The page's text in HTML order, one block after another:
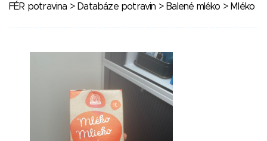
FÉR potravina > Databáze potravin > Balené mléko > Mléko